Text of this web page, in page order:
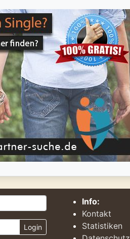
Login
Info:
Kontakt
Statistiken